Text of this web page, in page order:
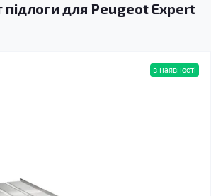
для Peugeot Expert
в наявності